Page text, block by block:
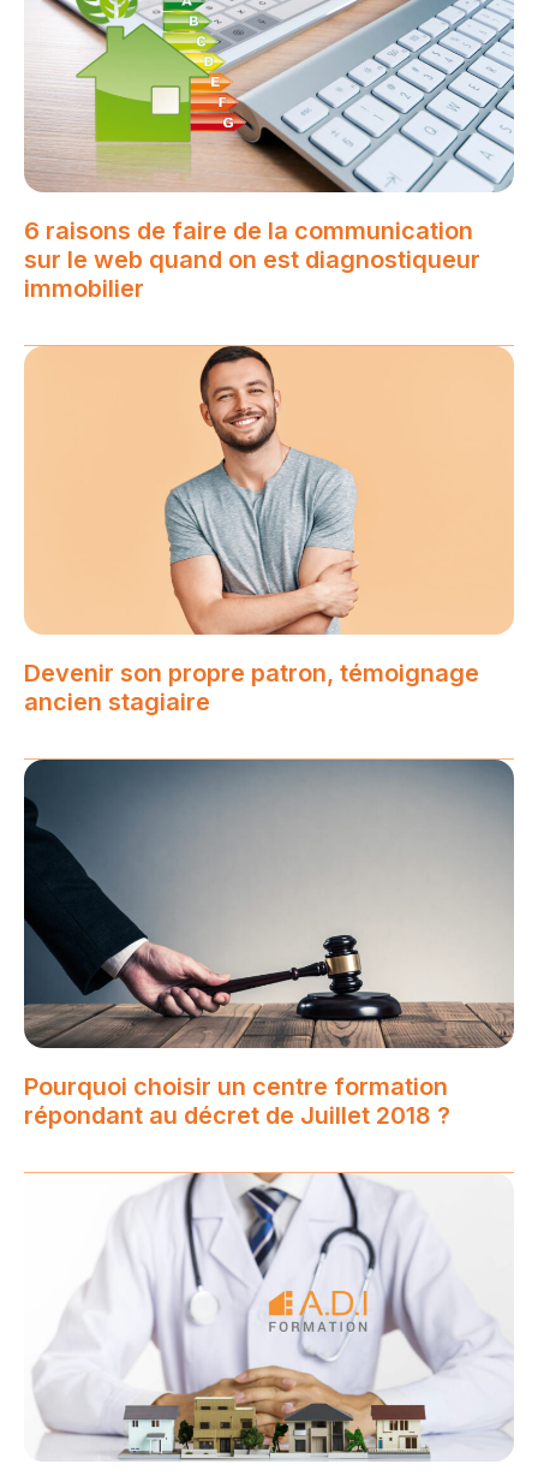
6 raisons de faire de la communication
sur le web quand on est diagnostiqueur
immobilier
Devenir son propre patron, témoignage
ancien stagiaire
Pourquoi choisir un centre formation
répondant au décret de Juillet 2018 ?